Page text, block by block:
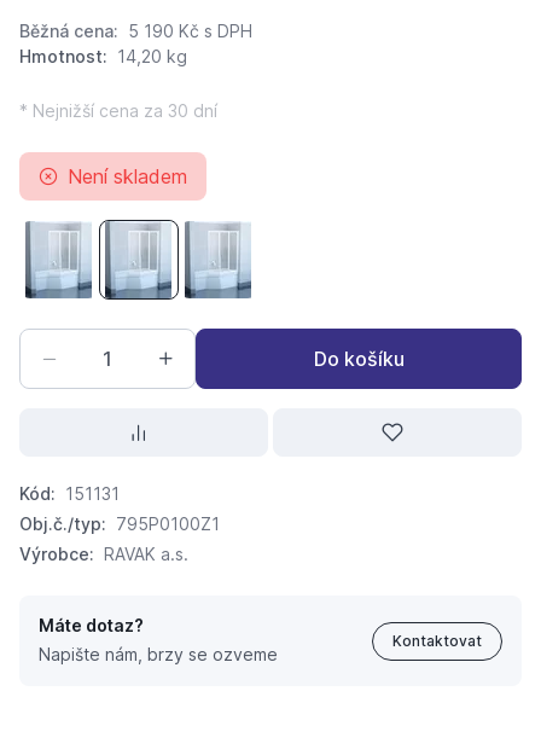
Běžná cena: 5 190 Kč s DPH
Hmotnost: 14,20 kg
* Nejnižší cena za 30 dní
Není skladem
Vanová zástěna VS 3 100 bílý/Rain šířka 996mm
Vanová zástěna VS 3 100 bílý/Transparent šířka
Vanová zástěna VS 3 100 Satin/
Do košíku
Kód: 151131
Obj.č./typ: 795P0100Z1
Výrobce: RAVAK a.s.
Máte dotaz?
Napište nám, brzy se ozveme
Kontaktovat